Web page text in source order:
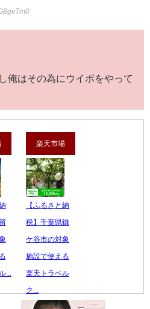
俺はその為にウイポをやって
...
楽天市場
【ふるさと納
税】千葉県鎌
ケ谷市の対象
施設で使える
楽天トラベル
ク...
55,000 円